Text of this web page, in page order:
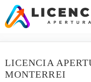
Saltar
contenido
LICENCIA
MONTERREI